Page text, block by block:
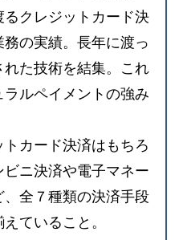
るクレジットカード決
務の実績。長年に渡っ
れた技術を結集。これ
ラルペイメントの強み
トカード決済はもちろ
ビニ決済や電子マネー
、全７種類の決済手段
ていること。